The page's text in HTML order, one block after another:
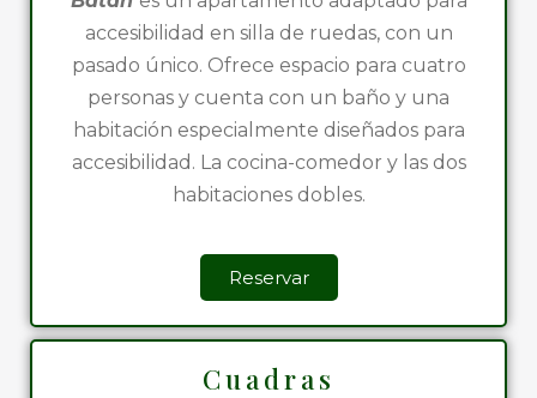
accesibilidad en silla de ruedas, con un
pasado único. Ofrece espacio para cuatro
personas y cuenta con un baño y una
habitación especialmente diseñados para
accesibilidad. La cocina-comedor y las dos
habitaciones dobles.
Reservar
Cuadras